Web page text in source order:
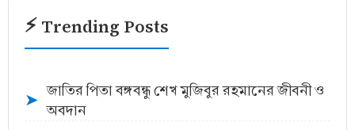
⚡ Trending Posts
➤
জাতির পিতা বঙ্গবন্ধু শেখ মুজিবুর রহমানের জীবনী ও
অবদান